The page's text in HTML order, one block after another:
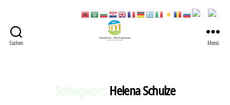
Suchen
Stadt
Menü
Helena Schulze